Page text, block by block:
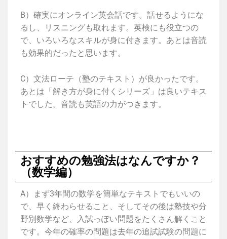
B）確実にオンライン英会話です。話せるようにな
るし、リスニングも取れます。英検にも役立つの
で、いろいろなスキルが身に付きます。あとは音読
も効果的だったと思います。
C）文法ローテ（塾のテキスト）が良かったです。
あとは「解き方が身に付くシリーズ」は良いテキス
トでした。音読も英語の力がつきます。
おすすめの勉強法はなんですか？
（数学編）
A）まず3年間の数学を簡単なテキストでもいいの
で、早く終わらせること、そしてその後は塾技や分
野別数学など、入試っぽい問題をたくさん解くこと
です。今年の確率の問題は去年の追試試験の問題に